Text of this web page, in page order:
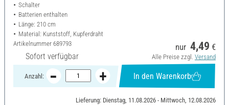
Schalter
Batterien enthalten
Länge: 210 cm
Material: Kunststoff, Kupferdraht
Artikelnummer 689793
Sofort verfügbar
nur 4,49 €
Alle Preise zzgl. Versand
Anzahl: In den Warenkorb
Lieferung: Dienstag, 11.08.2026 - Mittwoch, 12.08.2026